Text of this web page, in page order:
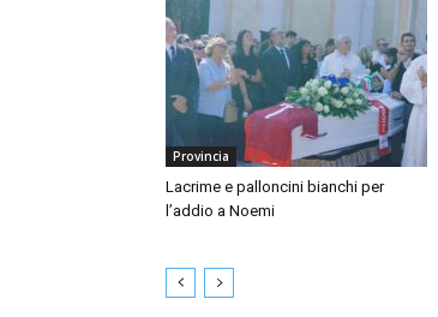
Provincia
Lacrime e palloncini bianchi per
l’addio a Noemi